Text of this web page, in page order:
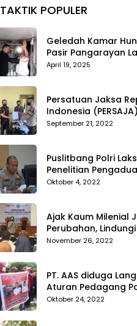
TAKTIK POPULER
Geledah Kamar
Pasir Pangarayan
Musnahkan Hasil
April 19, 2025
Persatuan Jaksa
Indonesia
Kejaksaan Negeri
September 21, 2022
Puslitbang Polri
Penelitian
Masyarakat
Oktober 4, 2022
Ajak Kaum Milenial
Perubahan,
Sekitar dari
November 26, 2022
PT. AAS diduga
Aturan Pedagang
Geruduk Kantor DPRD
Oktober 24, 2022